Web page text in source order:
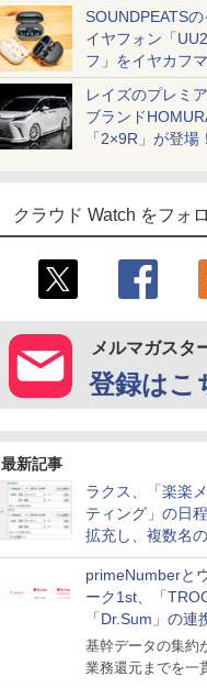
SOUNDPEATS
イヤフォン「
フ」をイヤカフ
レイズのプレミ
ブランド
「2×9R」が登場！
クラウド Watch をフォ
メルマガスタ
登録はこ
最新記事
ラクス、「楽楽
ティング」の日
拡充し、複数名の
整を効率化
primeNumberと
ーク1st、「
「Dr.Sum」の連
基幹データの集約
業務還元までを一